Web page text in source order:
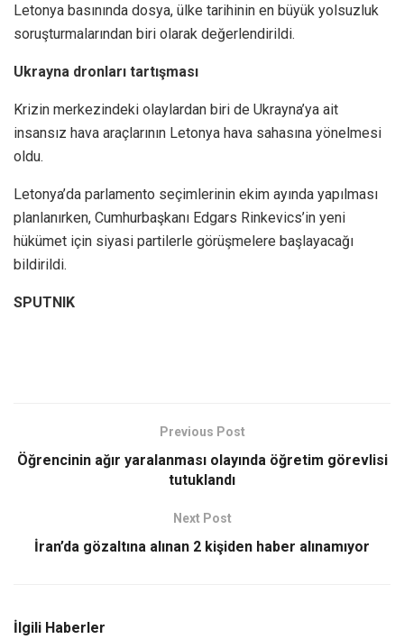
Letonya basınında dosya, ülke tarihinin en büyük yolsuzluk
soruşturmalarından biri olarak değerlendirildi.
Ukrayna dronları tartışması
Krizin merkezindeki olaylardan biri de Ukrayna’ya ait
insansız hava araçlarının Letonya hava sahasına yönelmesi
oldu.
Letonya’da parlamento seçimlerinin ekim ayında yapılması
planlanırken, Cumhurbaşkanı Edgars Rinkevics’in yeni
hükümet için siyasi partilerle görüşmelere başlayacağı
bildirildi.
SPUTNIK
Previous Post
Öğrencinin ağır yaralanması olayında öğretim görevlisi
tutuklandı
Next Post
İran’da gözaltına alınan 2 kişiden haber alınamıyor
İlgili Haberler